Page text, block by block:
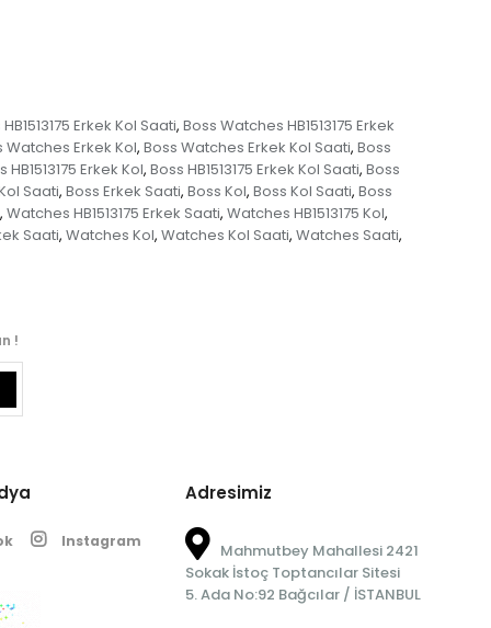
Erkek Kol Saati, Boss Watches HB1513175 Erkek
Watches Erkek Kol, Boss Watches Erkek Kol Saati, Boss
HB1513175 Erkek Kol, Boss HB1513175 Erkek Kol Saati, Boss
Saati, Boss Erkek Saati, Boss Kol, Boss Kol Saati, Boss
, Watches HB1513175 Erkek Saati, Watches HB1513175 Kol,
Saati, Watches Kol, Watches Kol Saati, Watches Saati,
!
Instagram
Adresimiz
Mahmutbey Mahallesi 2421
Sokak İstoç Toptancılar Sitesi
5. Ada No:92 Bağcılar / İSTANBUL